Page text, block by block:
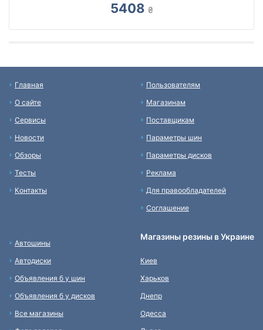
5408 ₴
Главная
О сайте
Сервисы
Новости
Обзоры
Тесты
Контакты
Пользователям
Магазинам
Поставщикам
Параметры шин
Параметры дисков
Реклама
Для правообладателей
Соглашение
Автошины
Автодиски
Объявления б у шин
Объявления б у дисков
Все магазины
Магазины резины в Украине
Киев
Харьков
Днепр
Одесса